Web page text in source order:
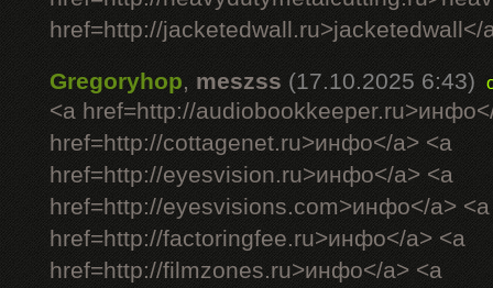
href=http://jacketedwall.ru>jacketedwall</
Gregoryhop,meszss (17.10.2025 6:43)
<a href=http://
href=http://cottagenet.ru>инфо</a> <a
href=http://eyesvision.ru>инфо</a> <a
href=http://eyesvisions.com>инфо</a> <a
href=http://factoringfee.ru>инфо</a> <a
href=http://filmzones.ru>инфо</a> <a